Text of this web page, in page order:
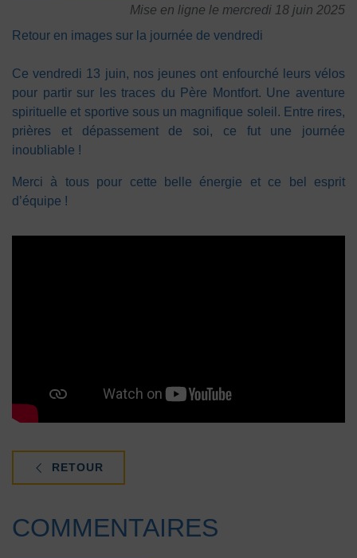
Mise en ligne le mercredi 18 juin 2025
Retour en images sur la journée de vendredi
Ce vendredi 13 juin, nos jeunes ont enfourché leurs vélos
pour partir sur les traces du Père Montfort. Une aventure
spirituelle et sportive sous un magnifique soleil. Entre rires,
prières et dépassement de soi, ce fut une journée
inoubliable !
Merci à tous pour cette belle énergie et ce bel esprit
d’équipe !
RETOUR
COMMENTAIRES